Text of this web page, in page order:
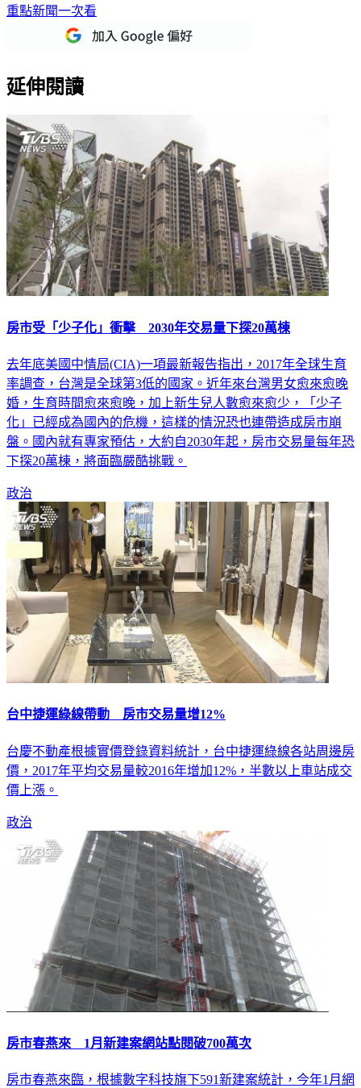
重點新聞一次看
延伸閱讀
房市受「少子化」衝擊 2030年交易量下探20萬棟
去年底美國中情局(CIA)一項最新報告指出，2017年全球生育
率調查，台灣是全球第3低的國家。近年來台灣男女愈來愈晚
婚，生育時間愈來愈晚，加上新生兒人數愈來愈少，「少子
化」已經成為國內的危機，這樣的情況恐也連帶造成房市崩
盤。國內就有專家預估，大約自2030年起，房市交易量每年恐
下探20萬棟，將面臨嚴酷挑戰。
政治
台中捷運綠線帶動 房市交易量增12%
台慶不動產根據實價登錄資料統計，台中捷運綠線各站周邊房
價，2017年平均交易量較2016年增加12%，半數以上車站成交
價上漲。
政治
房市春燕來 1月新建案網站點閱破700萬次
房市春燕來臨，根據數字科技旗下591新建案統計，今年1月網